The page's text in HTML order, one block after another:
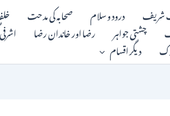
شریف درود و سلام صحابہ کی مدحت
چشتی جواہر رضا اور خاندان رضا
دیگر اقسام